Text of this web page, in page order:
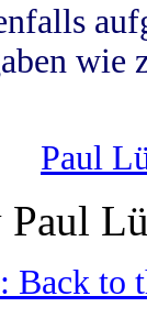
wie
Paul
Back to